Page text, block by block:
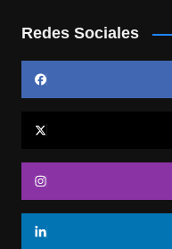
Redes Sociales